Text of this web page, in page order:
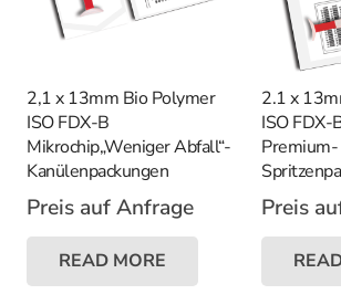
2,1 x 13mm Bio Polymer
ISO FDX-B
Mikrochip„Weniger Abfall“-
Kanülenpackungen
Preis auf Anfrage
READ MORE
2.1 x
ISO FDX-
Premium-
Preis